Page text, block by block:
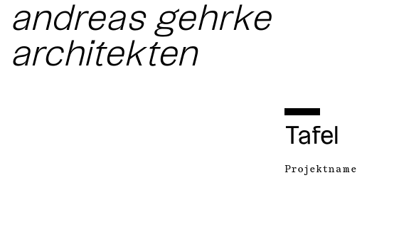
andreas gehrke
architekten
Tafel
Projektname